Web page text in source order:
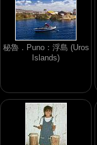
秘魯．Puno：浮島 (Uros
Islands)